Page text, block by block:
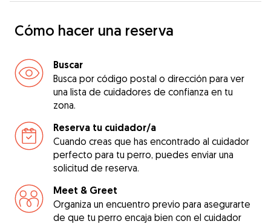
Cómo hacer una reserva
Buscar
Busca por código postal o dirección para ver
una lista de cuidadores de confianza en tu
zona.
Reserva tu cuidador/a
Cuando creas que has encontrado al cuidador
perfecto para tu perro, puedes enviar una
solicitud de reserva.
Meet & Greet
Organiza un encuentro previo para asegurarte
de que tu perro encaja bien con el cuidador